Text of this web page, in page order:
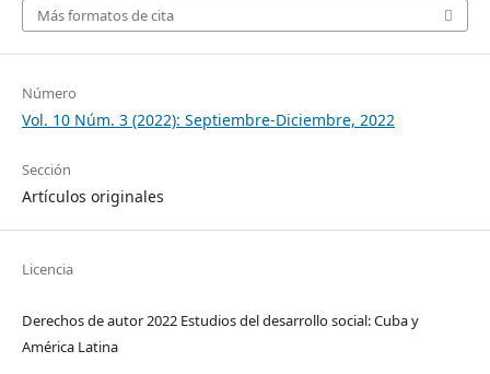
Más formatos de cita
Número
Vol. 10 Núm. 3 (2022): Septiembre-Diciembre, 2022
Sección
Artículos originales
Licencia
Derechos de autor 2022 Estudios del desarrollo social: Cuba y
América Latina